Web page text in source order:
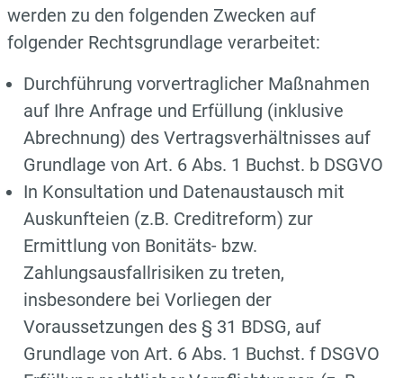
werden zu den folgenden Zwecken auf
folgender Rechtsgrundlage verarbeitet:
Durchführung vorvertraglicher Maßnahmen
auf Ihre Anfrage und Erfüllung (inklusive
Abrechnung) des Vertragsverhältnisses auf
Grundlage von Art. 6 Abs. 1 Buchst. b DSGVO
In Konsultation und Datenaustausch mit
Auskunfteien (z.B. Creditreform) zur
Ermittlung von Bonitäts- bzw.
Zahlungsausfallrisiken zu treten,
insbesondere bei Vorliegen der
Voraussetzungen des § 31 BDSG, auf
Grundlage von Art. 6 Abs. 1 Buchst. f DSGVO